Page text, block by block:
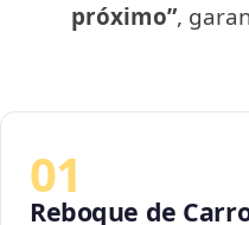
próximo”,
01
Reboque de